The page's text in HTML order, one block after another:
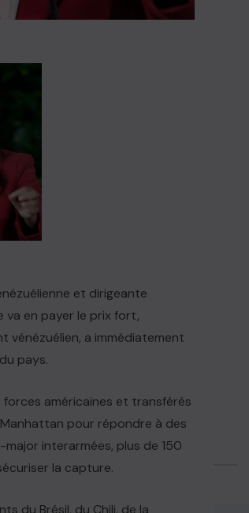
et dirigeante
va en payer le prix fort,
vénézuélien, a immédiatement
pays.
américaines et transférés
pour répondre à des
interarmées, plus de 150
la capture.
du Brésil, du Chili, de la